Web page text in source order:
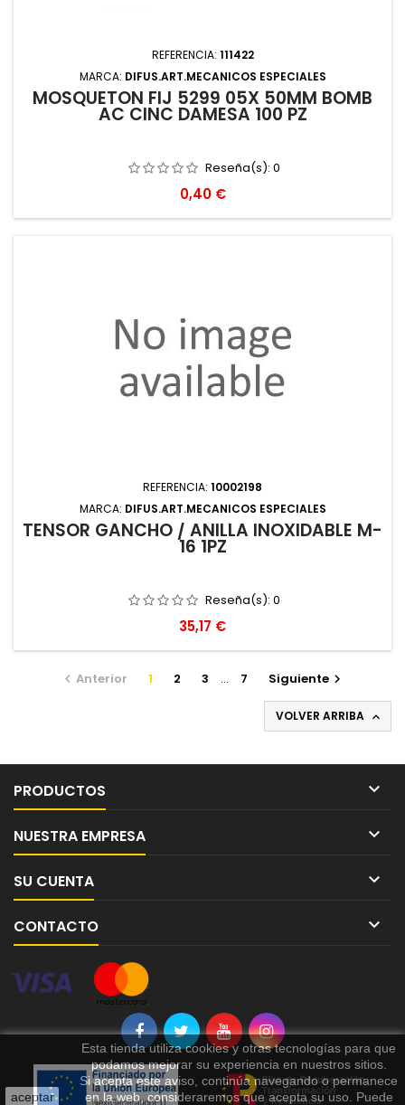
REFERENCIA: 111422
MARCA: DIFUS.ART.MECANICOS ESPECIALES
MOSQUETON FIJ 5299 05X 50MM BOMB
AC CINC DAMESA 100 PZ
Reseña(s): 0
Precio
0,40 €
REFERENCIA: 10002198
MARCA: DIFUS.ART.MECANICOS ESPECIALES
TENSOR GANCHO / ANILLA INOXIDABLE M-
16 1PZ
Reseña(s): 0
Precio
35,17 €
 Anterior 1 2 3 … 7 Siguiente 
VOLVER ARRIBA 
PRODUCTOS 
NUESTRA EMPRESA 
SU CUENTA 
CONTACTO 
aceptar
Esta tienda utiliza cookies y otras tecnologías para que
podamos mejorar su experiencia en nuestros sitios.
Si acepta este aviso, continúa navegando o permanece
en la web, consideraremos que acepta su uso. Puede